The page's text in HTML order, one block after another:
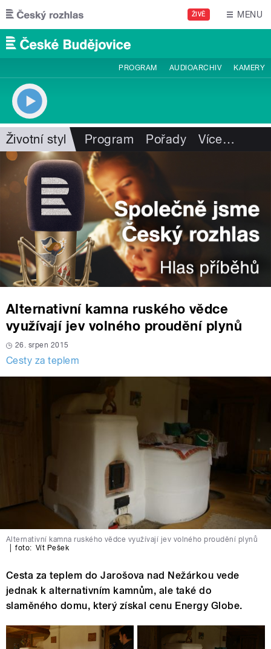
Přejít k hlavnímu obsahu
ŽIVĚ MENU
PROGRAM AUDIOARCHIV KAMERY
Životní styl Program Pořady Více…
Alternativní kamna ruského vědce
využívají jev volného proudění plynů
26. srpen 2015
Cesty za teplem
Alternativní kamna ruského vědce využívají jev volného proudění plynů
foto: Vít Pešek
Cesta za teplem do Jarošova nad Nežárkou vede
jednak k alternativním kamnům, ale také do
slaměného domu, který získal cenu Energy Globe.